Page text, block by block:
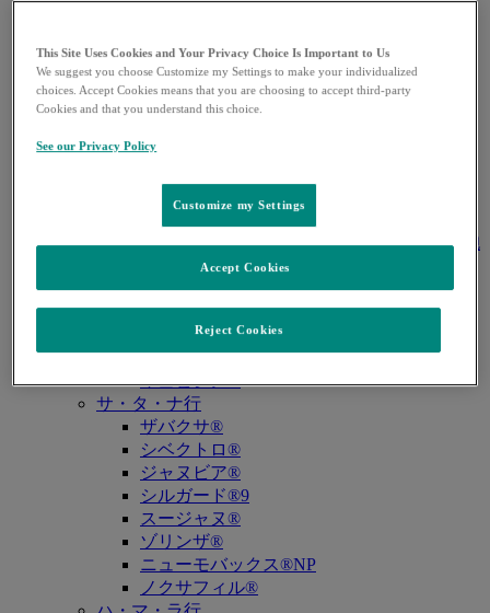
キイトルーダ®（胆道癌）
キイトルーダ®（腎細胞癌）
キイトルーダ®（尿路上皮癌）
キイトルーダ®（子宮頸癌）
キイトルーダ®（古典的ホジキンリンパ
キイトルーダ®（原発性縦隔大細胞型B細胞
リンパ腫（PMBCL））
キイトルーダ®（MSI-High固形癌）
キイトルーダ®（MSI-High結腸・直腸癌）
キイトルーダ®（TMB-High固形癌）
キャップバックス®
キュビシン®
サ・タ・ナ行
ザバクサ®
シベクトロ®
ジャヌビア®
シルガード®9
スージャヌ®
ゾリンザ®
ニューモバックス®NP
ノクサフィル®
This Site Uses Cookies and Your Privacy Choice Is Important to Us
We suggest you choose Customize my Settings to make your individualized
choices. Accept Cookies means that you are choosing to accept third-party
Cookies and that you understand this choice.
See our Privacy Policy
Customize my Settings
Reject Cookies
Accept Cookies